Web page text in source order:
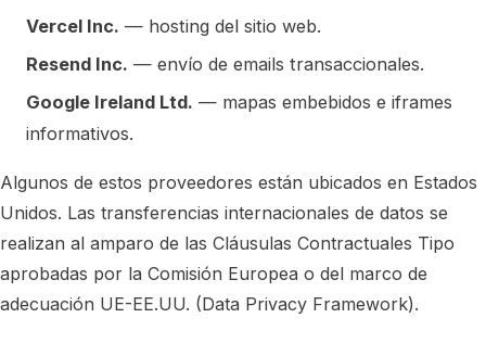
Vercel Inc. — hosting del sitio web.
Resend Inc. — envío de emails transaccionales.
Google Ireland Ltd. — mapas embebidos e iframes
informativos.
Algunos de estos proveedores están ubicados en Estados
Unidos. Las transferencias internacionales de datos se
realizan al amparo de las Cláusulas Contractuales Tipo
aprobadas por la Comisión Europea o del marco de
adecuación UE-EE.UU. (Data Privacy Framework).